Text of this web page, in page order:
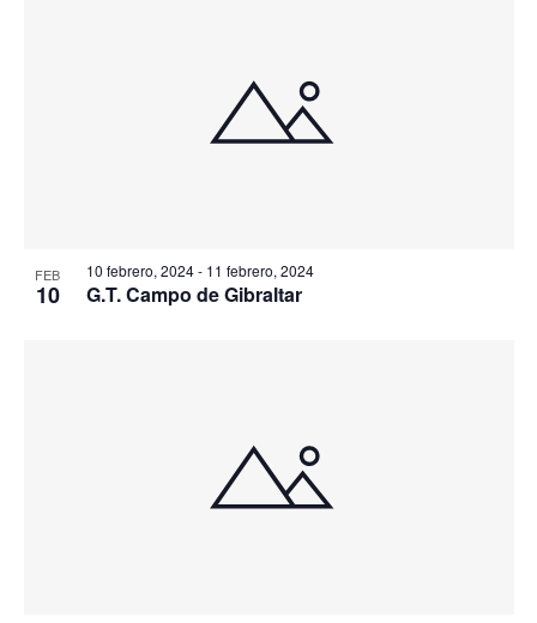
FEB
10
10 febrero, 2024- 11 febrero, 2024
G.T. Campo de Gibraltar